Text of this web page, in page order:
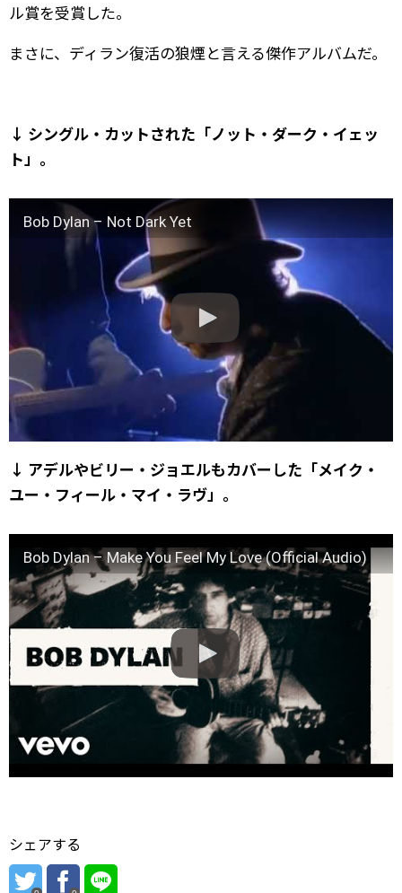
ル賞を受賞した。
まさに、ディラン復活の狼煙と言える傑作アルバムだ。
↓ シングル・カットされた「ノット・ダーク・イェッ
ト」。
Bob Dylan – Not Dark Yet
↓ アデルやビリー・ジョエルもカバーした「メイク・
ユー・フィール・マイ・ラヴ」。
Bob Dylan – Make You Feel My Love (Official Audio)
シェアする